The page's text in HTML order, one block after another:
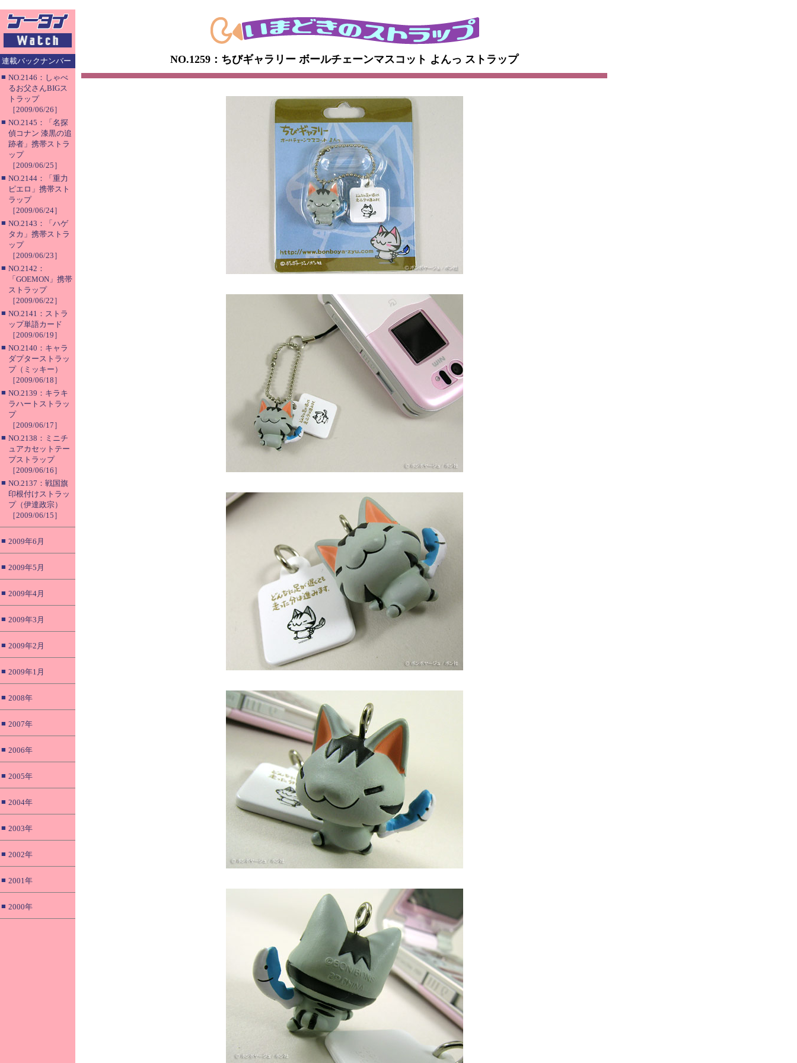
連載バックナンバー
■ NO.2146：しゃべ
るお父さんBIGス
トラップ
［2009/06/26］
■ NO.2145：「名探
偵コナン 漆黒の追
跡者」携帯ストラ
ップ
［2009/06/25］
■ NO.2144：「重力
ピエロ」携帯スト
ラップ
［2009/06/24］
■ NO.2143：「ハゲ
タカ」携帯ストラ
ップ
［2009/06/23］
■ NO.2142：
「GOEMON」携帯
ストラップ
［2009/06/22］
■ NO.2141：ストラ
ップ単語カード
［2009/06/19］
■ NO.2140：キャラ
ダプターストラッ
プ（ミッキー）
［2009/06/18］
■ NO.2139：キラキ
ラハートストラッ
プ
［2009/06/17］
■ NO.2138：ミニチ
ュアカセットテー
プストラップ
［2009/06/16］
■ NO.2137：戦国旗
印根付けストラッ
プ（伊達政宗）
［2009/06/15］
■ 2009年6月
■ 2009年5月
■ 2009年4月
■ 2009年3月
■ 2009年2月
■ 2009年1月
■ 2008年
■ 2007年
■ 2006年
■ 2005年
■ 2004年
■ 2003年
■ 2002年
■ 2001年
■ 2000年
NO.1259：ちびギャラリー ボールチェーンマスコット よんっ ストラップ